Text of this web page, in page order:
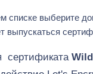
списке выберите
выпускаться
сертификата